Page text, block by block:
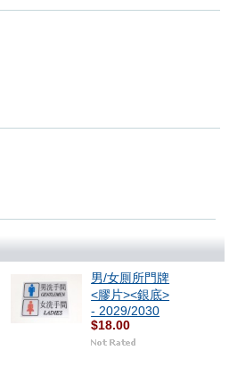
男/女厠所門牌
<膠片><銀底>
- 2029/2030
$18.00